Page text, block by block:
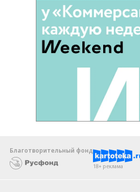
Благотворительный фонд
18+ реклама